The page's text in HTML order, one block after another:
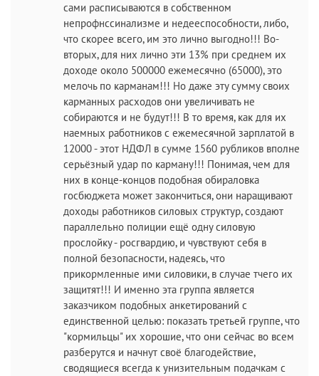
сами расписываются в собственном
непрофнссинализме и недееспособности, либо,
что скорее всего, им это лично выгодно!!! Во-
вторых, для них лично эти 13% при среднем их
доходе около 500000 ежемесячно (65000), это
мелочь по карманам!!! Но даже эту сумму своих
карманных расходов они увеличивать не
собираются и не будут!!! В то время, как для их
наемных работников с ежемесячной зарплатой в
12000 - этот НДФЛ в сумме 1560 рубликов вполне
серьёзный удар по карману!!! Понимая, чем для
них в конце-концов подобная обираловка
госбюджета может закончиться, они наращивают
доходы работников силовых структур, создают
параллельно полиции ещё одну силовую
прослойку - росгвардию, и чувствуют себя в
полной безопасности, надеясь, что
прикормленные ими силовики, в случае тчего их
защитят!!! И именно эта группа является
заказчиком подобных анкетирований с
единственной целью: показать третьей группе, что
"кормильцы" их хорошие, что они сейчас во всем
разберутся и начнут своё благодействие,
сводящиеся всегда к унизительным подачкам с